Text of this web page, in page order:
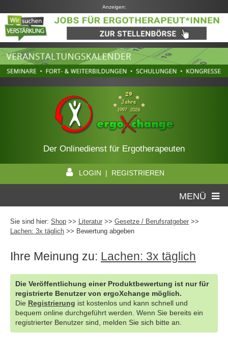
Anzeigen:
Der Onlinedienst für Ergotherapeuten
LOGIN | REGISTRIEREN
MENÜ
Sie sind hier: Shop >> Literatur >> Gesetze / Berufsratgeber >>
Lachen: 3x täglich >> Bewertung abgeben
Ihre Meinung zu: Lachen: 3x täglich
Die Veröffentlichung einer Produktbewertung ist nur für
registrierte Benutzer von ergoXchange möglich.
Die Registrierung ist kostenlos und kann schnell und
bequem online durchgeführt werden. Wenn Sie bereits ein
registrierter Benutzer sind, melden Sie sich bitte an.